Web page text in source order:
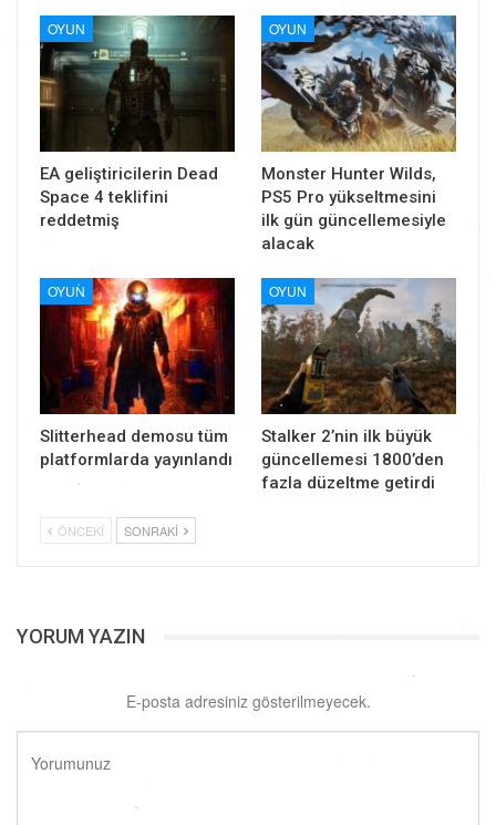
OYUN
EA geliştiricilerin Dead
Space 4 teklifini
reddetmiş
OYUN
Monster Hunter Wilds,
PS5 Pro yükseltmesini
ilk gün güncellemesiyle
alacak
OYUN
Slitterhead demosu tüm
platformlarda yayınlandı
OYUN
Stalker 2’nin ilk büyük
güncellemesi 1800’den
fazla düzeltme getirdi
ÖNCEKI SONRAKI
YORUM YAZIN
E-posta adresiniz gösterilmeyecek.